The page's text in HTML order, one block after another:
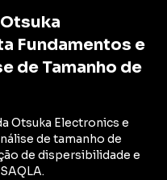
Fundamentos e
de Tamanho de
Otsuka Electronics e
de tamanho de
de dispersibilidade e